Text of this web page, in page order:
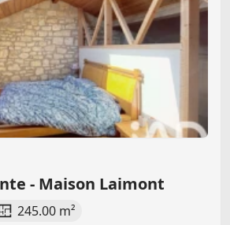
- Maison Laimont
245.00 m²